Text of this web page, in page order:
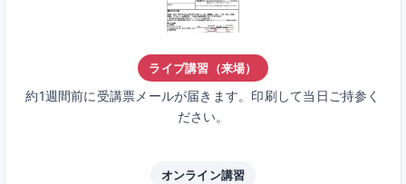
ライブ講習（来場）
約1週間前に受講票メールが届きます。印刷して当日ご持参く
ださい。
オンライン講習